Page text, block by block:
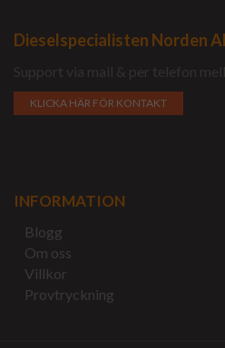
Dieselspecialisten Norden
Support via mail & per telefon
KLICKA HÄR FÖR KONTAKT
INFORMATION
Blogg
Om oss
Villkor
Provtryckning